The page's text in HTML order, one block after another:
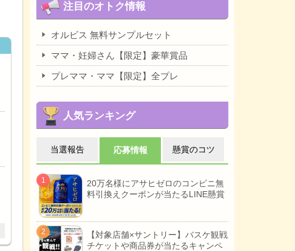
注目のオトク情報
オルビス 無料サンプルセット
ママ・妊婦さん【限定】豪華賞品
プレママ・ママ【限定】全プレ
人気ランキング
当選報告 応募情報 懸賞のコツ
20万名様にアサヒゼロのコンビニ無
料引換えクーポンが当たるLINE懸賞
【対象店舗×サントリー】バスケ観戦
チケットや商品券が当たるキャンペ